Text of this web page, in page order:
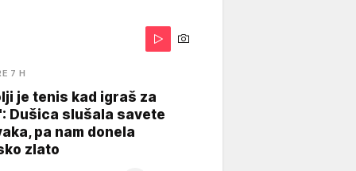
7 H
je tenis kad igraš za
Dušica slušala savete
pa nam donela
zlato